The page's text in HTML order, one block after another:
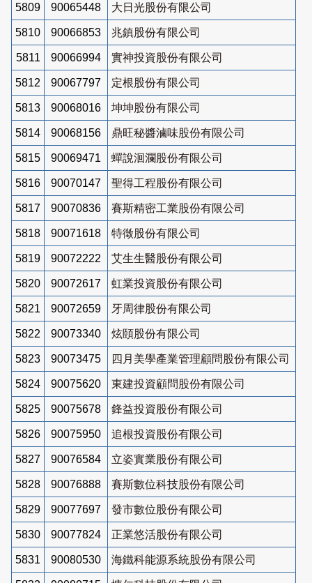
5809 90065448 大日光股份有限公司
5810 90066853 兆鎮股份有限公司
5811 90066994 實神投資股份有限公司
5812 90067797 定根股份有限公司
5813 90068016 坤坤股份有限公司
5814 90068156 鼎旺秘醬滷味股份有限公司
5815 90069471 蟬說洄瀾股份有限公司
5816 90070147 聖得工程股份有限公司
5817 90070836 賽斯精密工業股份有限公司
5818 90071618 特徵股份有限公司
5819 90072222 艾生生醫股份有限公司
5820 90072617 虹業投資股份有限公司
5821 90072659 牙周律股份有限公司
5822 90073340 炫頤股份有限公司
5823 90073475 四月美學產業管理顧問股份有限公司
5824 90075620 東建投資顧問股份有限公司
5825 90075678 鋒益投資股份有限公司
5826 90075950 追根投資股份有限公司
5827 90076584 立姿實業股份有限公司
5828 90076888 賽斯數位科技股份有限公司
5829 90077697 發市數位股份有限公司
5830 90077824 正業悠活股份有限公司
5831 90080530 海鐵科能源系統股份有限公司